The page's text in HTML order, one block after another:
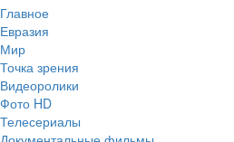
Главное
Евразия
Мир
Точка зрения
Видеоролики
Фото HD
Телесериалы